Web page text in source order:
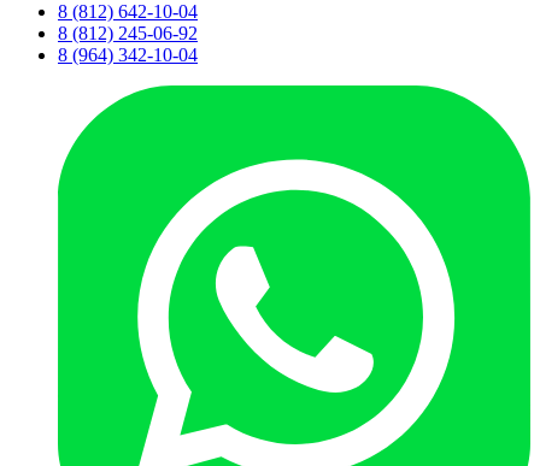
8 (812) 642-10-04
8 (812) 245-06-92
8 (964) 342-10-04